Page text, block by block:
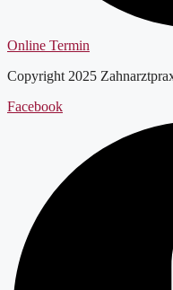
Online Termin
Copyright 2025
Facebook